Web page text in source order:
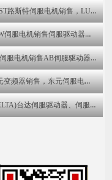
LUST路斯特伺服电机销售，LUST路斯特伺服驱动器维修
SEW伺服电机销售伺服驱动器、伺服电机、步进电机销售与售后咨询维修服务中心
AB伺服电机销售AB伺服驱动器销售AB变频器维修
东元变频器销售，东元伺服电机维修。东元伺服驱动器维修
(DELTA)台达伺服驱动器、伺服电机、变频器销售与售后咨询维修服务中心